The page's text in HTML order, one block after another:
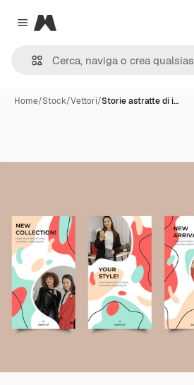
Close menu
Magnific
Home/Stock/Vettori/Storie astratte di i…